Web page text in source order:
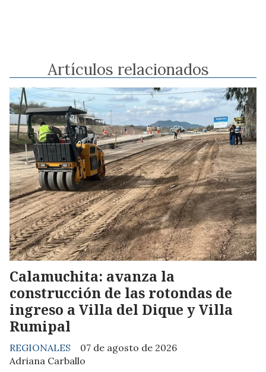
Artículos relacionados
Calamuchita: avanza la
construcción de las rotondas de
ingreso a Villa del Dique y Villa
Rumipal
Adriana Carballo
REGIONALES 07 de agosto de 2026